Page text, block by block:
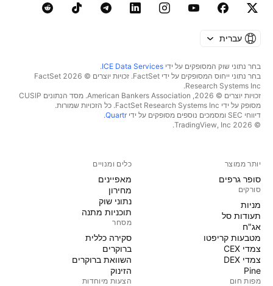
עברית
בחר נתוני שוק המסופקים על ידי ICE Data Services
.
בחר נתוני ייחוס המסופקים על ידי FactSet. זכויות יוצרים © 2026 ‏FactSet
Research Systems Inc.‏
זכויות יוצרים © 2026, ‏American Bankers Association. מסד הנתונים CUSIP
מסופק על ידי FactSet Research Systems Inc. כל הזכויות שמורות.
דיווחי SEC ומסמכים נוספים מסופקים על ידי
Quartr
.
© 2026 ‏TradingView, Inc.‏
יותר ממוצר
סופר גרפים
סורקים
מניות‏
תעודות סל
אג"ח
מטבעות קריפטו
צמדי CEX
צמדי DEX
Pine
מפות חום
כלים ומנויים
מאפיינים
מחירון
נתוני שוק
תוכניות מתנה
מסחר
סקירה כללית
ברוקרים
השוואת ברוקרים
הזינוק
הצעות מיוחדות